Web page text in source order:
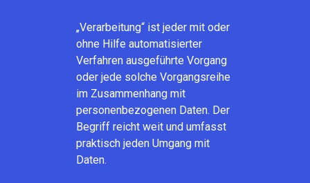
„Verarbeitung“ ist jeder mit oder
ohne Hilfe automatisierter
Verfahren ausgeführte Vorgang
oder jede solche Vorgangsreihe
im Zusammenhang mit
personenbezogenen Daten. Der
Begriff reicht weit und umfasst
praktisch jeden Umgang mit
Daten.